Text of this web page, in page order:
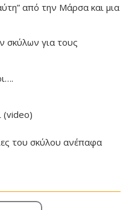
από την Μάρσα και μια
σκύλων για τους
(video)
του σκύλου ανέπαφα